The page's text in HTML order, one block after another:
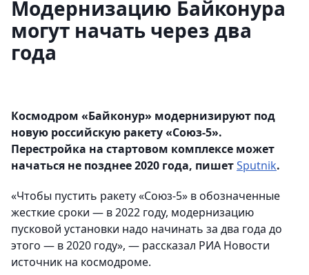
Модернизацию Байконура
могут начать через два
года
Космодром «Байконур» модернизируют под
новую российскую ракету «Союз-5».
Перестройка на стартовом комплексе может
начаться не позднее 2020 года, пишетSputnik.
«Чтобы пустить ракету «Союз-5» в обозначенные
жесткие сроки — в 2022 году, модернизацию
пусковой установки надо начинать за два года до
этого — в 2020 году», — рассказал РИА Новости
источник на космодроме.